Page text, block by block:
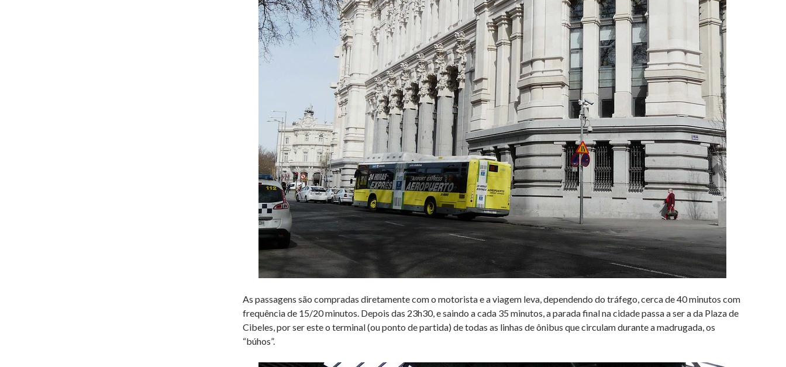
As passagens são compradas diretamente com o motorista e a viagem leva, dependendo do tráfego, cerca de 40 minutos com
frequência de 15/20 minutos. Depois das 23h30, e saindo a cada 35 minutos, a parada final na cidade passa a ser a da Plaza de
Cibeles, por ser este o terminal (ou ponto de partida) de todas as linhas de ônibus que circulam durante a madrugada, os
“búhos”.